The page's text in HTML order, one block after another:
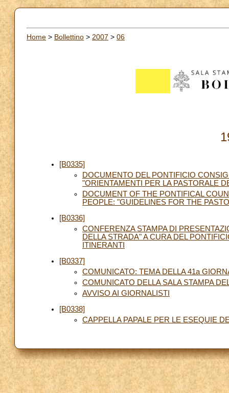
Home > Bollettino > 2007 > 06
[B0335]
DOCUMENTO DEL PONTIFICIO
"ORIENTAMENTI PER LA PASTORALE
DOCUMENT OF THE PONTIFICAL
PEOPLE: "GUIDELINES FOR THE
[B0336]
CONFERENZA STAMPA DI
DELLA STRADA" A CURA DEL
ITINERANTI
[B0337]
COMUNICATO: TEMA DELLA 41a
COMUNICATO DELLA SALA STAMPA
AVVISO AI GIORNALISTI
[B0338]
CAPPELLA PAPALE PER LE ESEQUIE